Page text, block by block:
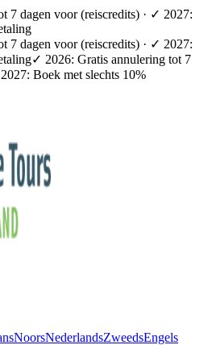
7 dagen voor (reiscredits) · ✓ 2027:
7 dagen voor (reiscredits) · ✓ 2027:
✓ 2026: Gratis annulering tot 7
Boek met slechts 10%
NoorsNederlandsZweedsEngels